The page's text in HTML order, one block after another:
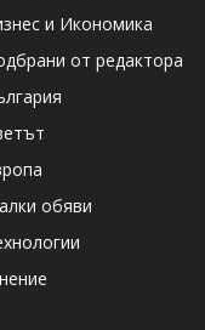
и Икономика
от редактора
обяви